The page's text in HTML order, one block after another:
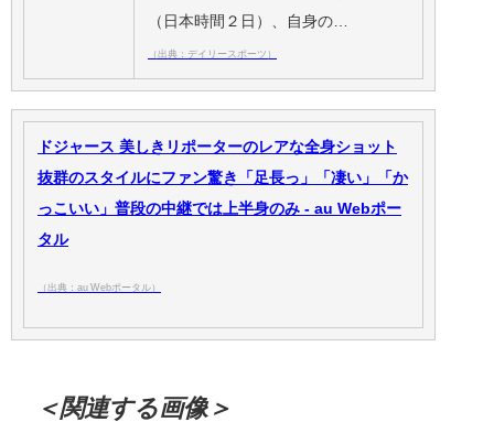
（日本時間２日）、自身の…
（出典：デイリースポーツ）
ドジャース 美しきリポーターのレアな全身ショット
抜群のスタイルにファン驚き「足長っ」「凄い」「か
っこいい」普段の中継では上半身のみ - au Webポー
タル
（出典：au Webポータル）
＜関連する画像＞